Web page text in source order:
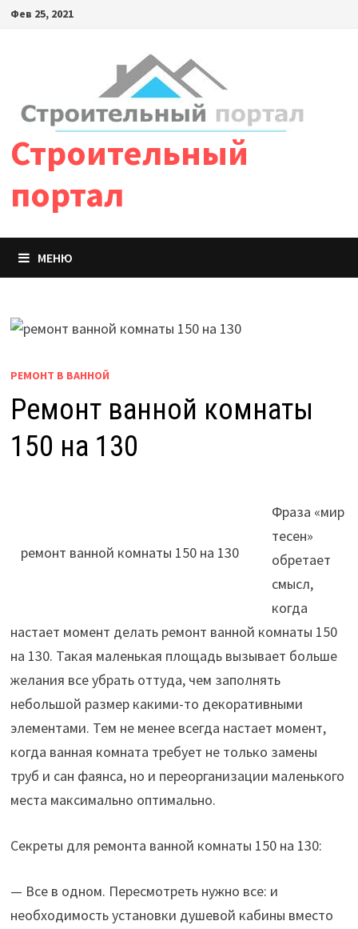
Фев 25, 2021
Строительный
портал
МЕНЮ
РЕМОНТ В ВАННОЙ
Ремонт ванной комнаты
150 на 130
ремонт ванной комнаты 150 на 130
Фраза «мир
тесен»
обретает
смысл,
когда
настает момент делать ремонт ванной комнаты 150
на 130. Такая маленькая площадь вызывает больше
желания все убрать оттуда, чем заполнять
небольшой размер какими-то декоративными
элементами. Тем не менее всегда настает момент,
когда ванная комната требует не только замены
труб и сан фаянса, но и переорганизации маленького
места максимально оптимально.
Секреты для ремонта ванной комнаты 150 на 130:
— Все в одном. Пересмотреть нужно все: и
необходимость установки душевой кабины вместо